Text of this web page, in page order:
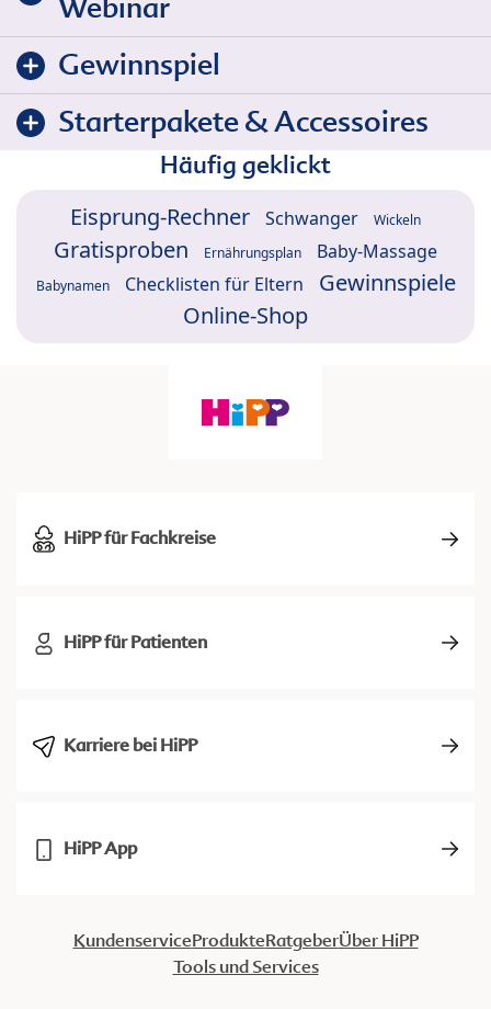
Webinar
Gewinnspiel
Starterpakete & Accessoires
Häufig geklickt
Eisprung-Rechner Schwanger Wickeln
Gratisproben Ernährungsplan Baby-Massage
Babynamen Checklisten für Eltern
Gewinnspiele
Online-Shop
HiPP für Fachkreise
HiPP für Patienten
Karriere bei HiPP
HiPP App
KundenserviceProdukteRatgeberÜber HiPP
Tools und Services